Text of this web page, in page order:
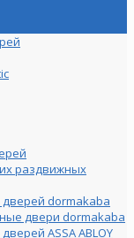
раздвижных
dormakaba
двери dormakaba
ASSA ABLOY